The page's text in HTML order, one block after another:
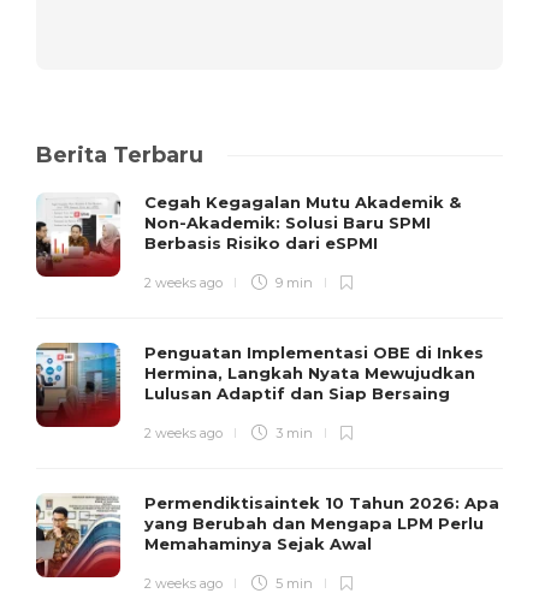
Berita Terbaru
Cegah Kegagalan Mutu Akademik &
Non-Akademik: Solusi Baru SPMI
Berbasis Risiko dari eSPMI
2 weeks ago 9 min
Penguatan Implementasi OBE di Inkes
Hermina, Langkah Nyata Mewujudkan
Lulusan Adaptif dan Siap Bersaing
2 weeks ago 3 min
Permendiktisaintek 10 Tahun 2026: Apa
yang Berubah dan Mengapa LPM Perlu
Memahaminya Sejak Awal
2 weeks ago 5 min